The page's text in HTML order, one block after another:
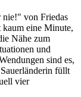
nie!" von Friedas
eine Minute,
Nähe zum
und
sind es,
füllt
vier